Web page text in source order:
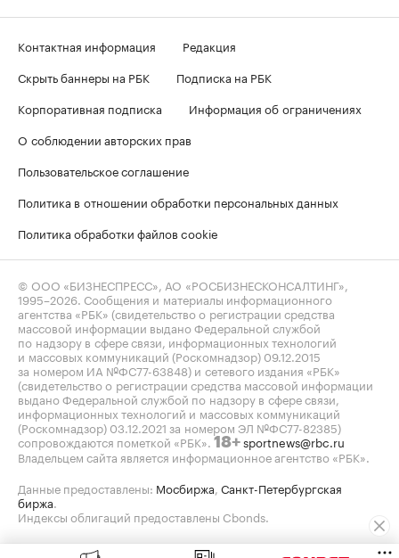
Контактная информация
Редакция
Скрыть баннеры на РБК
Подписка на РБК
Корпоративная подписка
Информация об ограничениях
О соблюдении авторских прав
Пользовательское соглашение
Политика в отношении обработки персональных данных
Политика обработки файлов cookie
© ООО «БИЗНЕСПРЕСС», АО «РОСБИЗНЕСКОНСАЛТИНГ»,
1995–2026. Сообщения и материалы информационного
агентства «РБК» (свидетельство о регистрации средства
массовой информации выдано Федеральной службой
по надзору в сфере связи, информационных технологий
и массовых коммуникаций (Роскомнадзор) 09.12.2015
за номером ИА №ФС77-63848) и сетевого издания «РБК»
(свидетельство о регистрации средства массовой информации
выдано Федеральной службой по надзору в сфере связи,
информационных технологий и массовых коммуникаций
(Роскомнадзор) 03.12.2021 за номером ЭЛ №ФС77-82385)
сопровождаются пометкой «РБК». 18+sportnews@rbc.ru
Владельцем сайта является информационное агентство «РБК».
Данные предоставлены: Мосбиржа, Санкт-Петербургская
биржа.
Индексы облигаций предоставлены Cbonds.